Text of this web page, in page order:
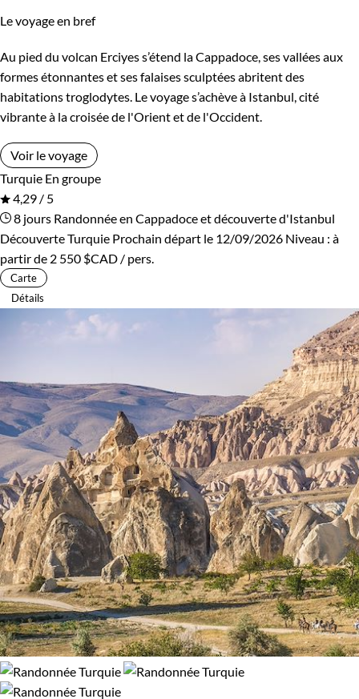
Le voyage en bref
Au pied du volcan Erciyes s’étend la Cappadoce, ses vallées aux
formes étonnantes et ses falaises sculptées abritent des
habitations troglodytes. Le voyage s’achève à Istanbul, cité
vibrante à la croisée de l'Orient et de l'Occident.
Voir le voyage
Turquie En groupe
4,29 / 5
8 jours Randonnée en Cappadoce et découverte d'Istanbul
Découverte Turquie Prochain départ le 12/09/2026 Niveau : à
partir de 2 550 $CAD / pers.
Carte
Détails